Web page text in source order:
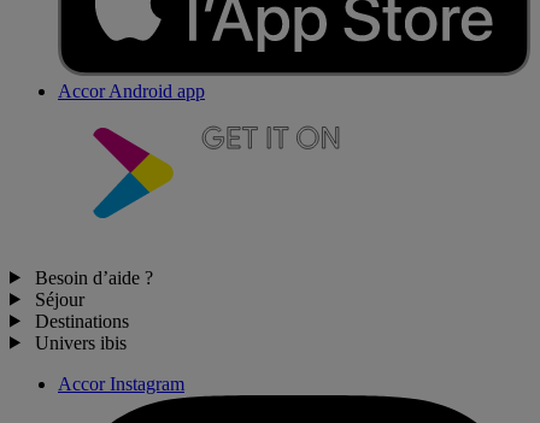
Accor Android app
Besoin d’aide ?
Séjour
Destinations
Univers ibis
Accor Instagram